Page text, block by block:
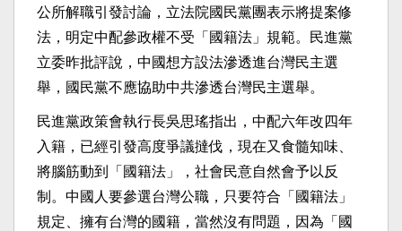
公所解職引發討論，立法院國民黨團表示將提案修
法，明定中配參政權不受「國籍法」規範。民進黨
立委昨批評說，中國想方設法滲透進台灣民主選
舉，國民黨不應協助中共滲透台灣民主選舉。
民進黨政策會執行長吳思瑤指出，中配六年改四年
入籍，已經引發高度爭議撻伐，現在又食髓知味、
將腦筋動到「國籍法」，社會民意自然會予以反
制。中國人要參選台灣公職，只要符合「國籍法」
規定、擁有台灣的國籍，當然沒有問題，因為「國